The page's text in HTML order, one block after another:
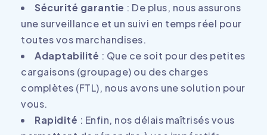
Sécurité garantie : De plus, nous assurons
une surveillance et un suivi en temps réel pour
toutes vos marchandises.
Adaptabilité : Que ce soit pour des petites
cargaisons (groupage) ou des charges
complètes (FTL), nous avons une solution pour
vous.
Rapidité : Enfin, nos délais maîtrisés vous